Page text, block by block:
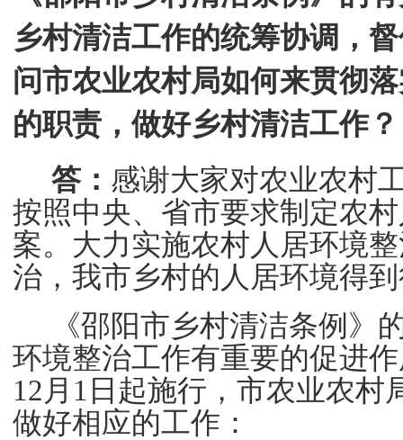
乡村清洁工作的统筹协调，
问市农业农村局如何来贯彻
的职责，做好乡村清洁工作？
答： 感谢大家对农业农村
按照中央、省市要求制定农
案。大力实施农村人居环境
治，我市乡村的人居环境得
《邵阳市乡村清洁条例》
环境整治工作有重要的促进
12 月 1 日起施行，市农业农村
做好相应的工作：